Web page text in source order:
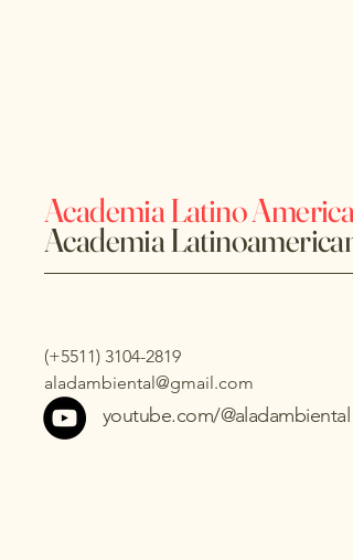
Academia Latino
Academia
(+5511) 3104-2819
aladambiental@gmail.com
youtube.com/@aladambiental